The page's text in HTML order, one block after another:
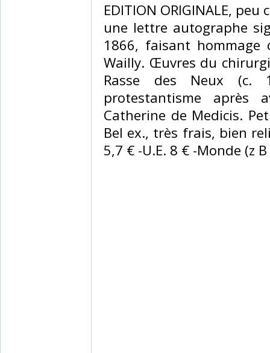
‎EDITION ORIGINALE,
une lettre autographe
1866, faisant
Wailly. Œuvres du
Rasse des Neux (c.
protestantisme après
Catherine de Medicis.
Bel ex., très frais, bien
5,7 € -U.E. 8 € -Monde (z